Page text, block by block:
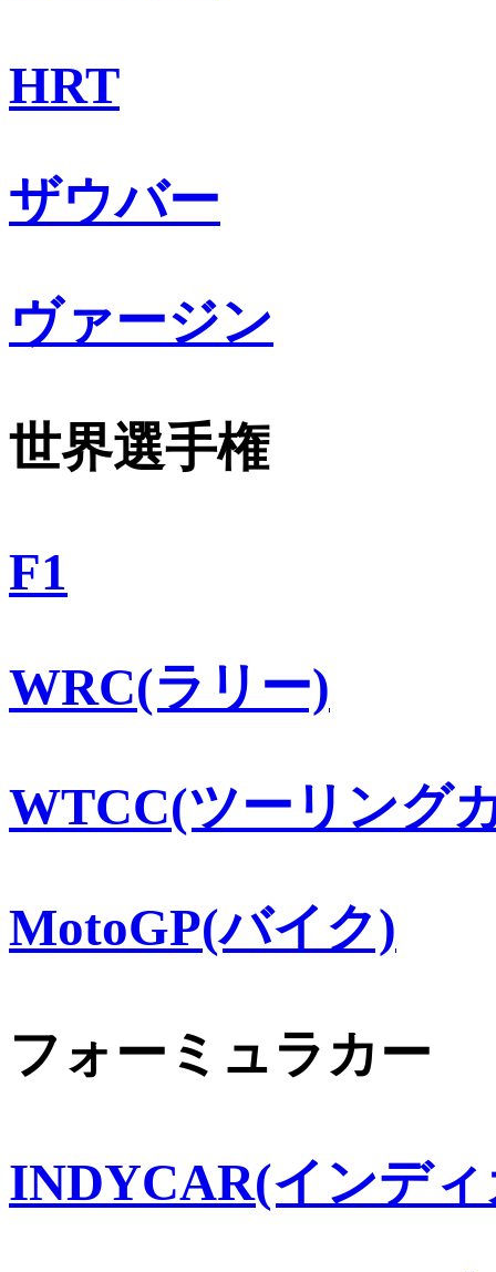
HRT
ザウバー
ヴァージン
世界選手権
F1
WRC(ラリー)
WTCC(ツーリング
MotoGP(バイク)
フォーミュラカー
INDYCAR(インデ